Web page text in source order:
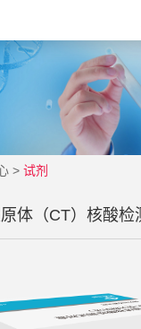
> 试剂
体（CT）核酸检